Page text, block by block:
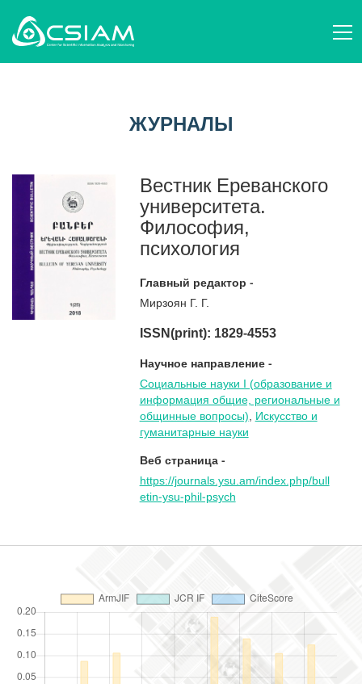
ВОПРОСЫ НАУКОВЕДЕНИЯ
ПУБЛИКАЦИИ
КОНТАКТЫ
ЖУРНАЛЫ
Вестник Ереванского
университета.
Философия,
психология
Главный редактор -
Мирзоян Г. Г.
ISSN(print): 1829-4553
Научное направление -
Социальные науки I (oбразование и
информация общие, региональные и
общинные вопросы), Искусство и
гуманитарные науки
Веб страница -
https://journals.ysu.am/index.php/bull
etin-ysu-phil-psych